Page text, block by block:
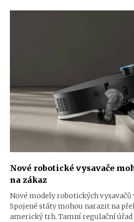
Nové robotické vysavače
na zákaz
Nové modely robotických
Spojené státy mohou narazit na
americký trh. Tamní regulační